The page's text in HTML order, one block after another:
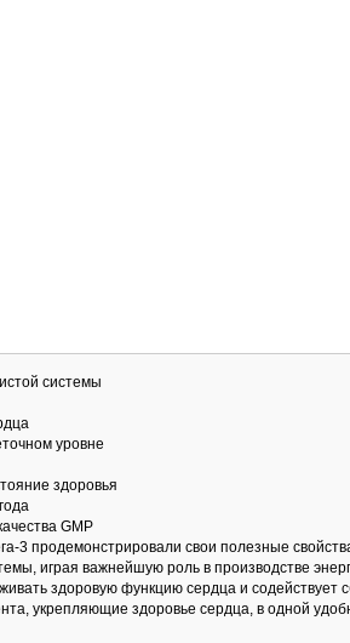
системы
уровне
здоровья
GMP
3 продемонстрировали свои полезные
играя важнейшую роль в производстве
здоровую функцию сердца и
укрепляющие здоровье сердца, в одной